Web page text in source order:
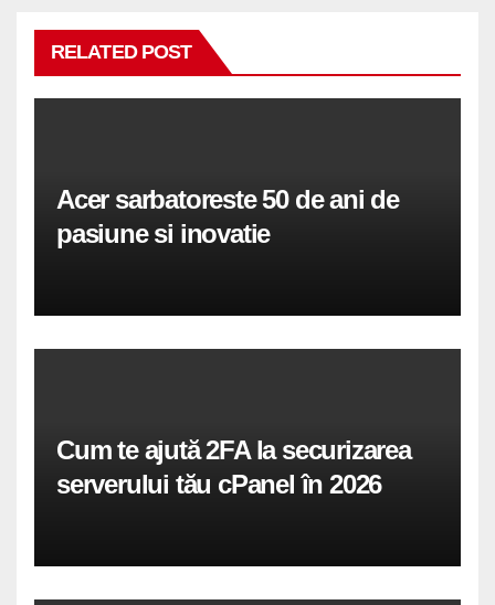
RELATED POST
Acer sarbatoreste 50 de ani de
pasiune si inovatie
Cum te ajută 2FA la securizarea
serverului tău cPanel în 2026